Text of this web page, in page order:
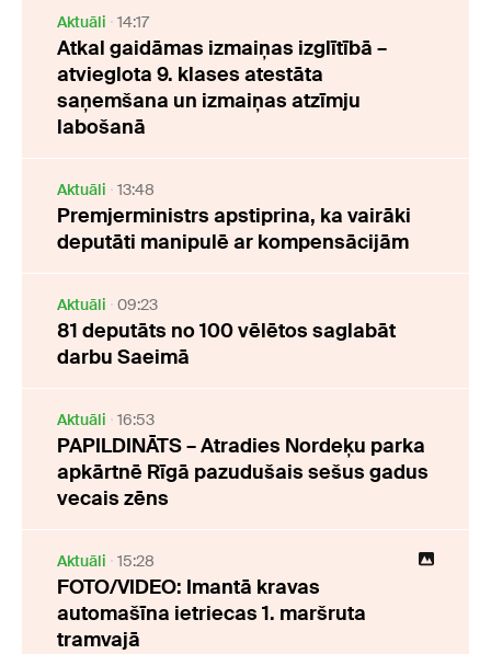
Aktuāli 14:17
Atkal gaidāmas izmaiņas izglītībā –
atvieglota 9. klases atestāta
saņemšana un izmaiņas atzīmju
labošanā
Aktuāli 13:48
Premjerministrs apstiprina, ka vairāki
deputāti manipulē ar kompensācijām
Aktuāli 09:23
81 deputāts no 100 vēlētos saglabāt
darbu Saeimā
Aktuāli 16:53
PAPILDINĀTS – Atradies Nordeķu parka
apkārtnē Rīgā pazudušais sešus gadus
vecais zēns
Aktuāli 15:28
FOTO/VIDEO: Imantā kravas
automašīna ietriecas 1. maršruta
tramvajā